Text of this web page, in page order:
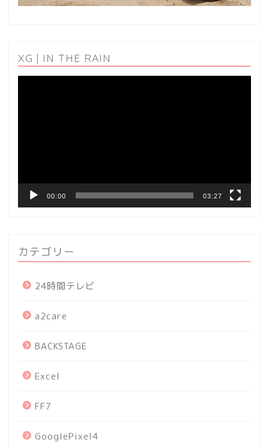
XG | IN THE RAIN
00:00 03:27
カテゴリー
24時間テレビ
a2care
BACKSTAGE
Excel
FF7
GooglePixel4